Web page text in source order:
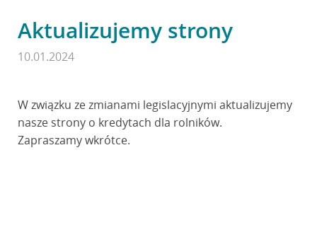
Aktualizujemy strony
10.01.2024
W związku ze zmianami legislacyjnymi aktualizujemy
nasze strony o kredytach dla rolników.
Zapraszamy wkrótce.